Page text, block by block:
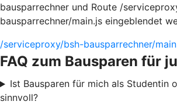
bausparrechner und Route /
bausparrechner/main.js eingeblendet
/serviceproxy/bsh-bausparrechner/
FAQ zum Bausparen für
Ist Bausparen für mich als Studentin
sinnvoll?